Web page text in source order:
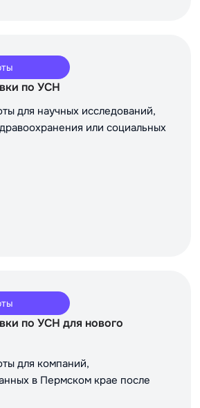
по УСН
для научных исследований,
или социальных
по УСН для нового
для компаний,
в Пермском крае после